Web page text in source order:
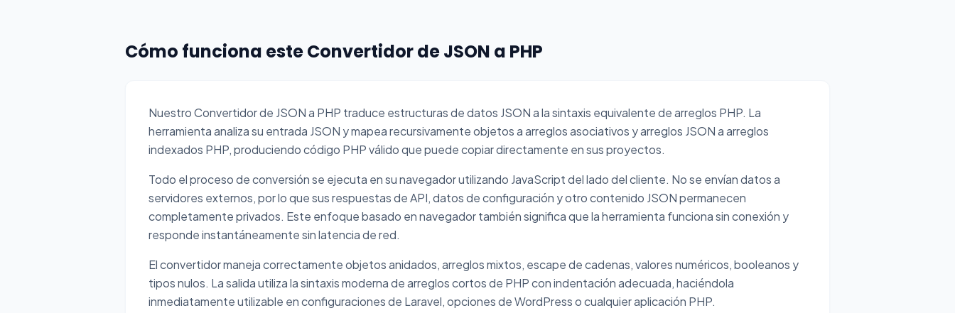
Cómo funciona este Convertidor de JSON a PHP
Nuestro Convertidor de JSON a PHP traduce estructuras de datos JSON a la sintaxis equivalente de arreglos PHP. La
herramienta analiza su entrada JSON y mapea recursivamente objetos a arreglos asociativos y arreglos JSON a arreglos
indexados PHP, produciendo código PHP válido que puede copiar directamente en sus proyectos.
Todo el proceso de conversión se ejecuta en su navegador utilizando JavaScript del lado del cliente. No se envían datos a
servidores externos, por lo que sus respuestas de API, datos de configuración y otro contenido JSON permanecen
completamente privados. Este enfoque basado en navegador también significa que la herramienta funciona sin conexión y
responde instantáneamente sin latencia de red.
El convertidor maneja correctamente objetos anidados, arreglos mixtos, escape de cadenas, valores numéricos, booleanos y
tipos nulos. La salida utiliza la sintaxis moderna de arreglos cortos de PHP con indentación adecuada, haciéndola
inmediatamente utilizable en configuraciones de Laravel, opciones de WordPress o cualquier aplicación PHP.